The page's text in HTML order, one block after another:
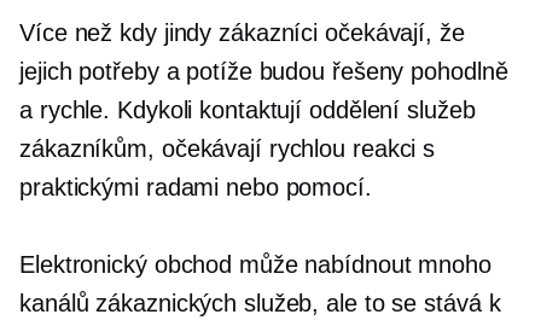
Více než kdy jindy zákazníci očekávají, že
jejich potřeby a potíže budou řešeny pohodlně
a rychle. Kdykoli kontaktují oddělení služeb
zákazníkům, očekávají rychlou reakci s
praktickými radami nebo pomocí.
Elektronický obchod může nabídnout mnoho
kanálů zákaznických služeb, ale to se stává k